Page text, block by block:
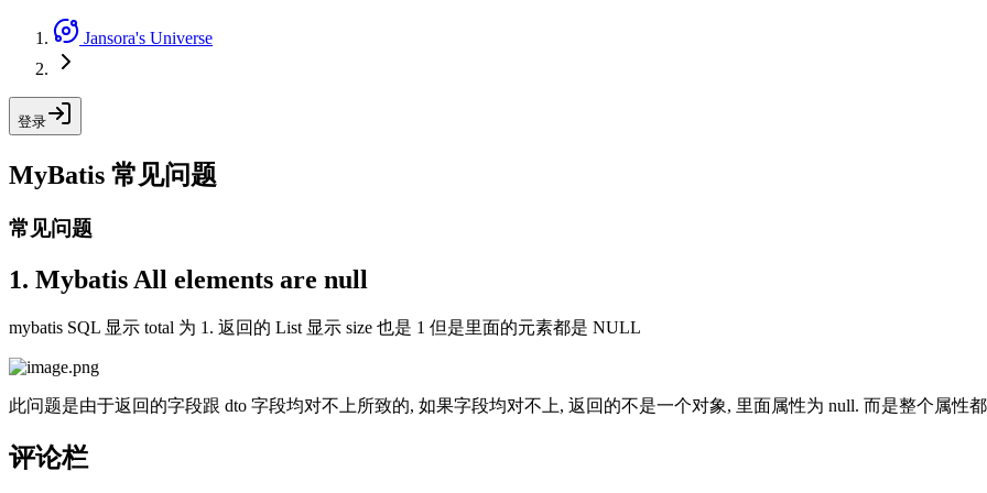
Jansora's Universe
登录
MyBatis 常见问题
常见问题
1. Mybatis All elements are null
mybatis SQL 显示 total 为 1. 返回的 List 显示 size 也是 1 但是里面的元素都是 NULL
此问题是由于返回的字段跟 dto 字段均对不上所致的, 如果字段均对不上, 返回的不是一个对象, 里面属性为 null. 而是整个属性
评论栏